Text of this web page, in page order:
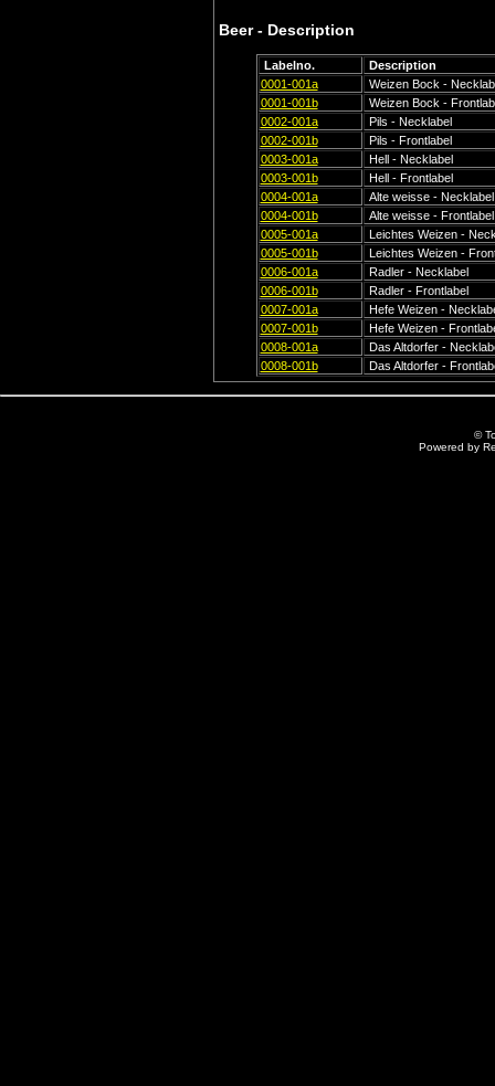
Beer - Description
Labelno.
Description
0001-001a
Weizen Bock -
0001-001b
Weizen Bock -
0002-001a
Pils - Necklabel
0002-001b
Pils - Frontlabel
0003-001a
Hell - Necklabel
0003-001b
Hell - Frontlabel
0004-001a
Alte weisse - Necklabel
0004-001b
Alte weisse - Frontlabel
0005-001a
Leichtes Weizen -
0005-001b
Leichtes Weizen -
0006-001a
Radler - Necklabel
0006-001b
Radler - Frontlabel
0007-001a
Hefe Weizen -
0007-001b
Hefe Weizen -
0008-001a
Das Altdorfer -
0008-001b
Das Altdorfer -
©
Powered by